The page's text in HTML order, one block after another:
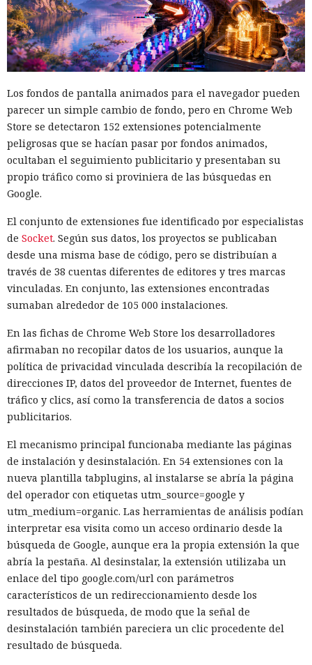
Los fondos de pantalla animados para el navegador pueden
parecer un simple cambio de fondo, pero en Chrome Web
Store se detectaron 152 extensiones potencialmente
peligrosas que se hacían pasar por fondos animados,
ocultaban el seguimiento publicitario y presentaban su
propio tráfico como si proviniera de las búsquedas en
Google.
El conjunto de extensiones fue identificado por especialistas
de Socket. Según sus datos, los proyectos se publicaban
desde una misma base de código, pero se distribuían a
través de 38 cuentas diferentes de editores y tres marcas
vinculadas. En conjunto, las extensiones encontradas
sumaban alrededor de 105 000 instalaciones.
En las fichas de Chrome Web Store los desarrolladores
afirmaban no recopilar datos de los usuarios, aunque la
política de privacidad vinculada describía la recopilación de
direcciones IP, datos del proveedor de Internet, fuentes de
tráfico y clics, así como la transferencia de datos a socios
publicitarios.
El mecanismo principal funcionaba mediante las páginas
de instalación y desinstalación. En 54 extensiones con la
nueva plantilla tabplugins, al instalarse se abría la página
del operador con etiquetas utm_source=google y
utm_medium=organic. Las herramientas de análisis podían
interpretar esa visita como un acceso ordinario desde la
búsqueda de Google, aunque era la propia extensión la que
abría la pestaña. Al desinstalar, la extensión utilizaba un
enlace del tipo google.com/url con parámetros
característicos de un redireccionamiento desde los
resultados de búsqueda, de modo que la señal de
desinstalación también pareciera un clic procedente del
resultado de búsqueda.